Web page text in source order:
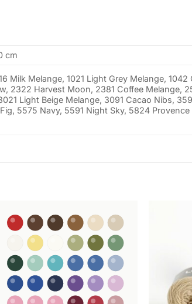
cm
Milk Melange, 1021 Light Grey Melange,
2322 Harvest Moon, 2381 Coffee Melange,
Light Beige Melange, 3091 Cacao Nibs,
5575 Navy, 5591 Night Sky, 5824